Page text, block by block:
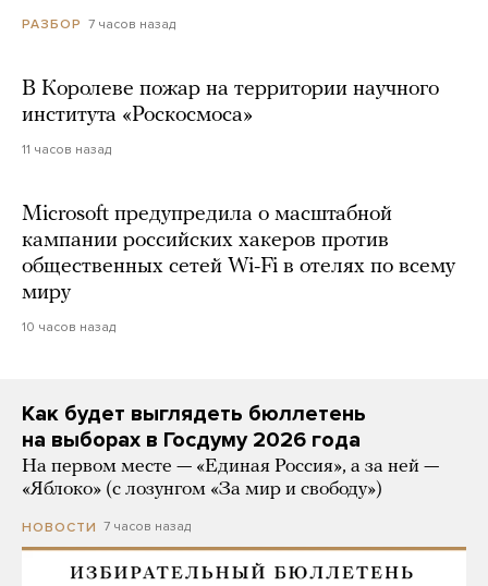
РАЗБОР 7 часов назад
В Королеве пожар на территории научного
института «Роскосмоса»
11 часов назад
Microsoft предупредила о масштабной
кампании российских хакеров против
общественных сетей Wi-Fi в отелях по всему
миру
10 часов назад
Как будет выглядеть бюллетень
на выборах в Госдуму 2026 года
На первом месте — «Единая Россия», а за ней —
«Яблоко» (с лозунгом «За мир и свободу»)
НОВОСТИ 7 часов назад